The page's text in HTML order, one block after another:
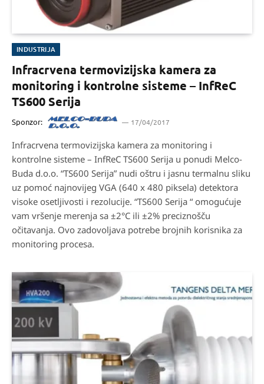
INDUSTRIJA
Infracrvena termovizijska kamera za
monitoring i kontrolne sisteme – InfReC
TS600 Serija
Sponzor: 17/04/2017
Infracrvena termovizijska kamera za monitoring i
kontrolne sisteme – InfReC TS600 Serija u ponudi Melco-
Buda d.o.o. “TS600 Serija” nudi oštru i jasnu termalnu sliku
uz pomoć najnovijeg VGA (640 x 480 piksela) detektora
visoke osetljivosti i rezolucije. “TS600 Serija “ omogućuje
vam vršenje merenja sa ±2°C ili ±2% preciznošču
očitavanja. Ovo zadovoljava potrebe brojnih korisnika za
monitoring procesa.